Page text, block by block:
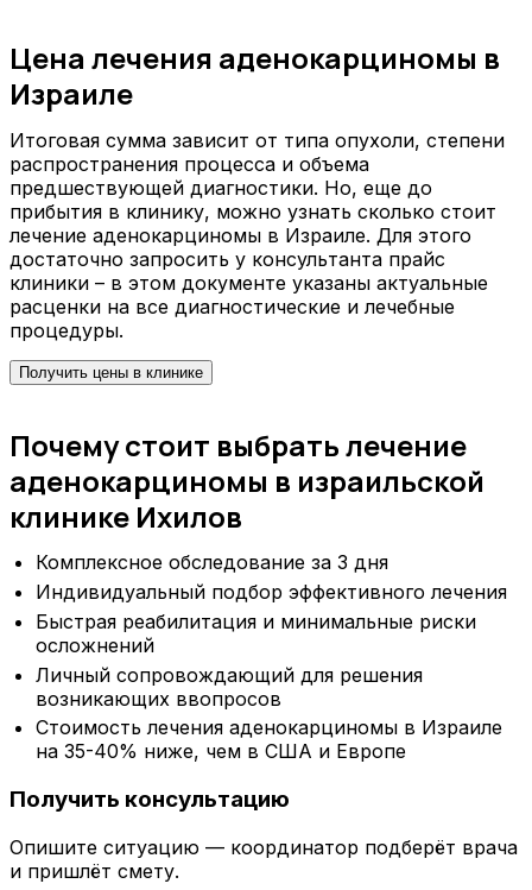
Цена лечения аденокарциномы в
Израиле
Итоговая сумма зависит от типа опухоли, степени
распространения процесса и объема
предшествующей диагностики. Но, еще до
прибытия в клинику, можно узнать сколько стоит
лечение аденокарциномы в Израиле. Для этого
достаточно запросить у консультанта прайс
клиники – в этом документе указаны актуальные
расценки на все диагностические и лечебные
процедуры.
Получить цены в клинике
Почему стоит выбрать лечение
аденокарциномы в израильской
клинике Ихилов
Комплексное обследование за 3 дня
Индивидуальный подбор эффективного лечения
Быстрая реабилитация и минимальные риски
осложнений
Личный сопровождающий для решения
возникающих ввопросов
Стоимость лечения аденокарциномы в Израиле
на 35-40% ниже, чем в США и Европе
Получить консультацию
Опишите ситуацию — координатор подберёт врача
и пришлёт смету.